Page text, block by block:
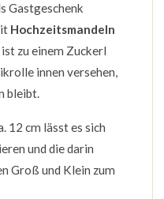
Gastgeschenk
Hochzeitsmandeln
zu einem Zuckerl
innen versehen,
bleibt.
12 cm lässt es sich
und die darin
Groß und Klein zum